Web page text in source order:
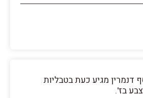
דנמרין מגיע כעת בטבליות
בז'.